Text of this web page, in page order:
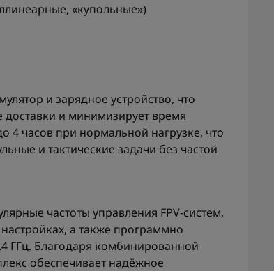
«купольные»)
и зарядное устройство, что
доставки и минимизирует время
4 часов при нормальной нагрузке, что
и тактические задачи без частой
частоты управления FPV-систем,
а также программно
ГГц. Благодаря комбинированной
обеспечивает надёжное